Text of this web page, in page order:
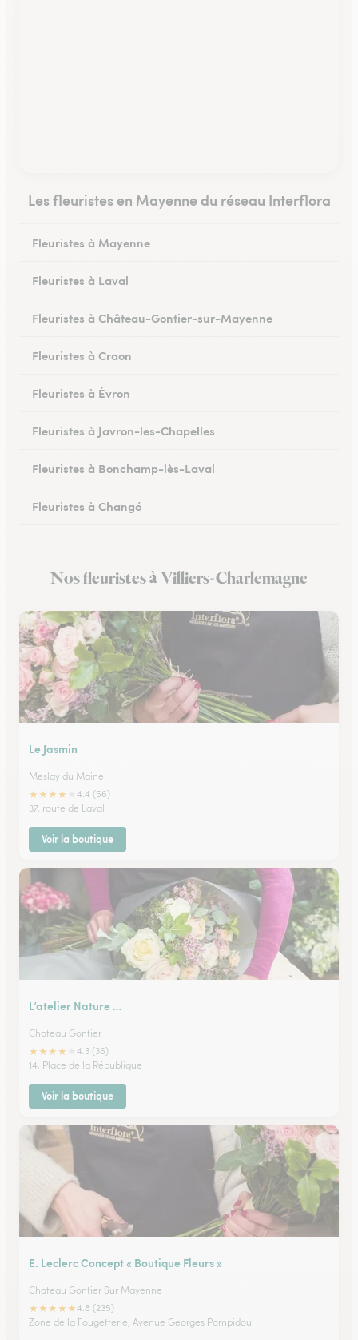
Les fleuristes en Mayenne du réseau Interflora
Fleuristes à Mayenne
Fleuristes à Laval
Fleuristes à Château-Gontier-sur-Mayenne
Fleuristes à Craon
Fleuristes à Évron
Fleuristes à Javron-les-Chapelles
Fleuristes à Bonchamp-lès-Laval
Fleuristes à Changé
Fleuristes à Pré-en-Pail-Saint-Samson
Nos fleuristes à Villiers-Charlemagne
Le Jasmin
Meslay du Maine
★★★★
4.4 (56)
37, route de Laval
Voir la boutique
L’atelier Nature …
Chateau Gontier
★★★★
4.3 (36)
14, Place de la République
Voir la boutique
E. Leclerc Concept « Boutique Fleurs »
Chateau Gontier Sur Mayenne
★★★★★4.8 (235)
Zone de la Fougetterie, Avenue Georges Pompidou